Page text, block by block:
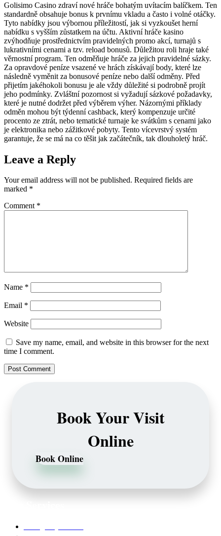
Golisimo Casino zdraví nové hráče bohatým uvítacím balíčkem. Ten
standardně obsahuje bonus k prvnímu vkladu a často i volné otáčky.
Tyto nabídky jsou výbornou příležitostí, jak si vyzkoušet herní
nabídku s vyšším zůstatkem na účtu. Aktivní hráče kasino
zvýhodňuje prostřednictvím pravidelných promo akcí, turnajů s
lukrativními cenami a tzv. reload bonusů. Důležitou roli hraje také
věrnostní program. Ten odměňuje hráče za jejich pravidelné sázky.
Za opravdové peníze vsazené ve hrách získávají body, které lze
následně vyměnit za bonusové peníze nebo další odměny. Před
přijetím jakéhokoli bonusu je ale vždy důležité si podrobně projít
jeho podmínky. Zvláštní pozornost si vyžadují sázkové požadavky,
které je nutné dodržet před výběrem výher. Názornými příklady
odměn mohou být týdenní cashback, který kompenzuje určité
procento ze ztrát, nebo tematické turnaje ke svátkům s cenami jako
je elektronika nebo zážitkové pobyty. Tento vícevrstvý systém
garantuje, že se má na co těšit jak začátečník, tak dlouholetý hráč.
Leave a Reply
Your email address will not be published. Required fields are
marked *
Comment *
Name *
Email *
Website
Save my name, email, and website in this browser for the next
time I comment.
Book Your Visit
Online
Book Online